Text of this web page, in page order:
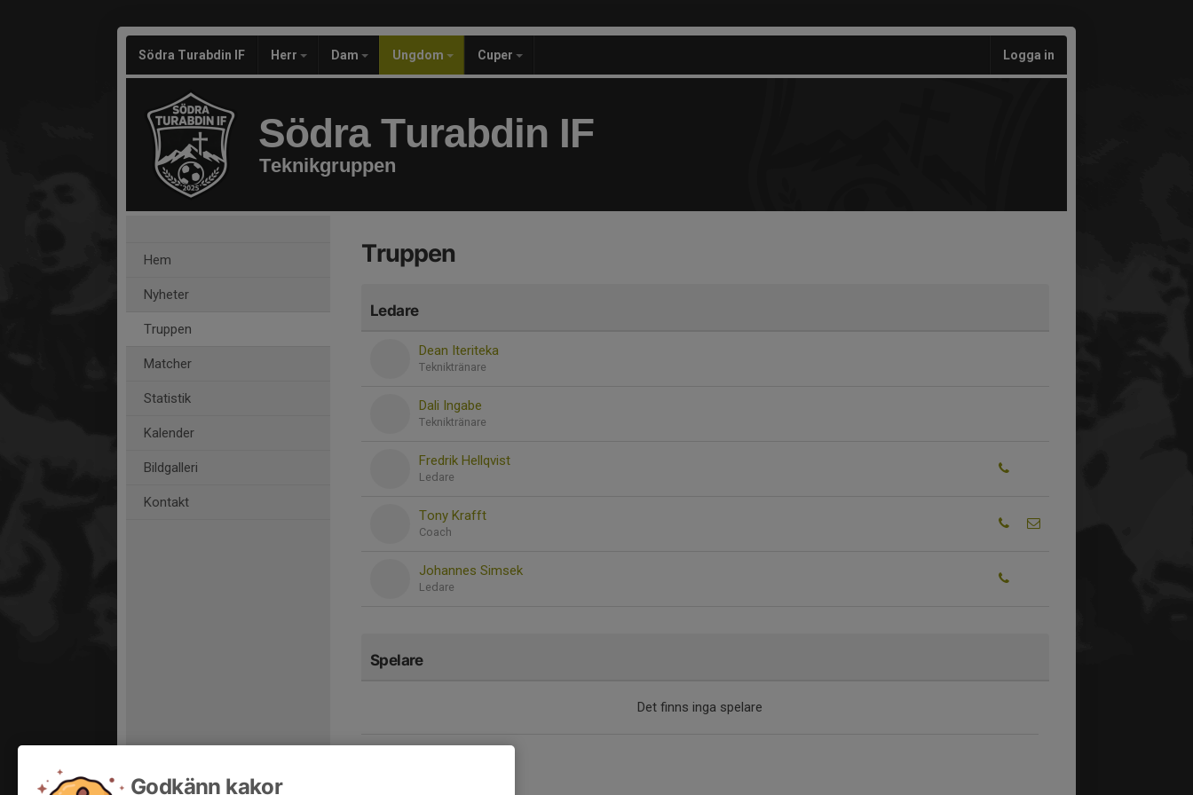
Södra Turabdin IF Herr Dam Ungdom Cuper Logga in
Södra Turabdin IF
Teknikgruppen
Hem
Nyheter
Truppen
Matcher
Statistik
Kalender
Bildgalleri
Kontakt
Truppen
Ledare
Dean Iteriteka
Tekniktränare
Dali Ingabe
Tekniktränare
Fredrik Hellqvist
Ledare
Tony Krafft
Coach
Johannes Simsek
Ledare
Spelare
Det finns inga spelare
Godkänn kakor